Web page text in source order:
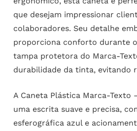
que desejam impressionar
colaboradores. Seu detalhe
proporciona conforto durante
tampa protetora do Marca-
durabilidade da tinta, evitando
A Caneta Plástica Marca-Texto
uma escrita suave e precisa,
esferográfica azul e